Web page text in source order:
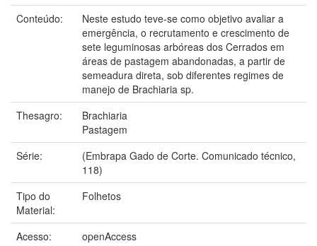
Conteúdo:
Neste estudo teve-se como objetivo avaliar a
emergência, o recrutamento e crescimento de
sete leguminosas arbóreas dos Cerrados em
áreas de pastagem abandonadas, a partir de
semeadura direta, sob diferentes regimes de
manejo de Brachiaria sp.
Thesagro:
Brachiaria
Pastagem
Série:
(Embrapa Gado de Corte. Comunicado técnico,
118)
Tipo do
Material:
Folhetos
Acesso:
openAccess